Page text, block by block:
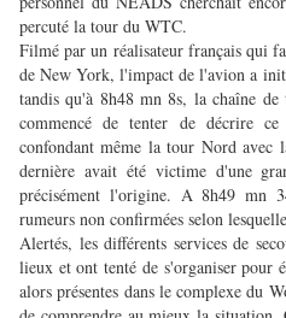
percuté la tour du WTC.
Filmé par un réalisateur français qui
de New York, l'impact de l'avion a
tandis qu'à 8h48 mn 8s, la chaîne
commencé de tenter de décrire
confondant même la tour Nord avec
dernière avait été victime d'une
précisément l'origine. A 8h49 mn
rumeurs non confirmées selon
Alertés, les différents services de
lieux et ont tenté de s'organiser pour
alors présentes dans le complexe du